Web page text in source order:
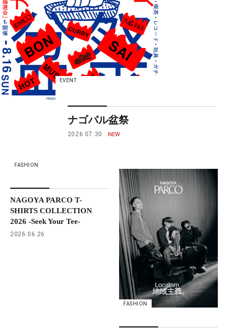
EVENT
ナゴパル盆祭
2026.07.30
FASHION
NAGOYA PARCO T-
SHIRTS COLLECTION
2026 -Seek Your Tee-
2026.06.26
FASHION